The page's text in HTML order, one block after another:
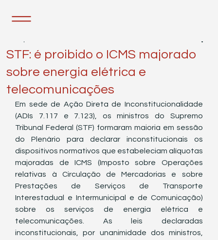
STF: é proibido o ICMS majorado
sobre energia elétrica e
telecomunicações
Em sede de Ação Direta de Inconstitucionalidade
(ADIs 7.117 e 7.123), os ministros do Supremo
Tribunal Federal (STF) formaram maioria em sessão
do Plenário para declarar inconstitucionais os
dispositivos normativos que estabeleciam alíquotas
majoradas de ICMS (Imposto sobre Operações
relativas à Circulação de Mercadorias e sobre
Prestações de Serviços de Transporte
Interestadual e Intermunicipal e de Comunicação)
sobre os serviços de energia elétrica e
telecomunicações. As leis declaradas
inconstitucionais, por unanimidade dos ministros,